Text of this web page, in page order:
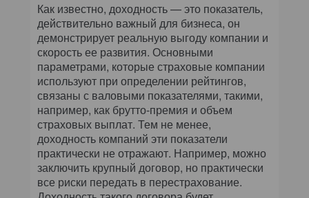
Как известно, доходность — это показатель,
действительно важный для бизнеса, он
демонстрирует реальную выгоду компании и
скорость ее развития. Основными
параметрами, которые страховые компании
используют при определении рейтингов,
связаны с валовыми показателями, такими,
например, как брутто-премия и объем
страховых выплат. Тем не менее,
доходность компаний эти показатели
практически не отражают. Например, можно
заключить крупный договор, но практически
все риски передать в перестрахование.